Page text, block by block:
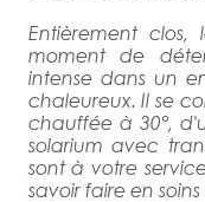
Entièrement
moment de
intense dans un
chaleureux. Il se
chauffée à 30°,
solarium avec
sont à votre
savoir faire en